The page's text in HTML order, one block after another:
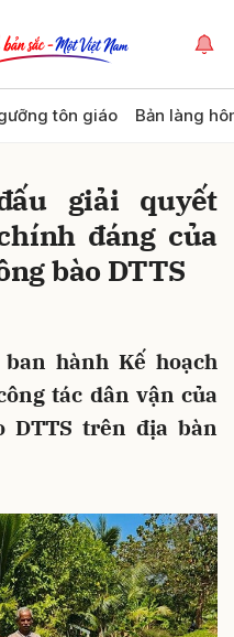
tôn giáo Bản làng
giải quyết
đáng của
bào DTTS
hành Kế hoạch
tác dân vận của
DTTS trên địa bàn